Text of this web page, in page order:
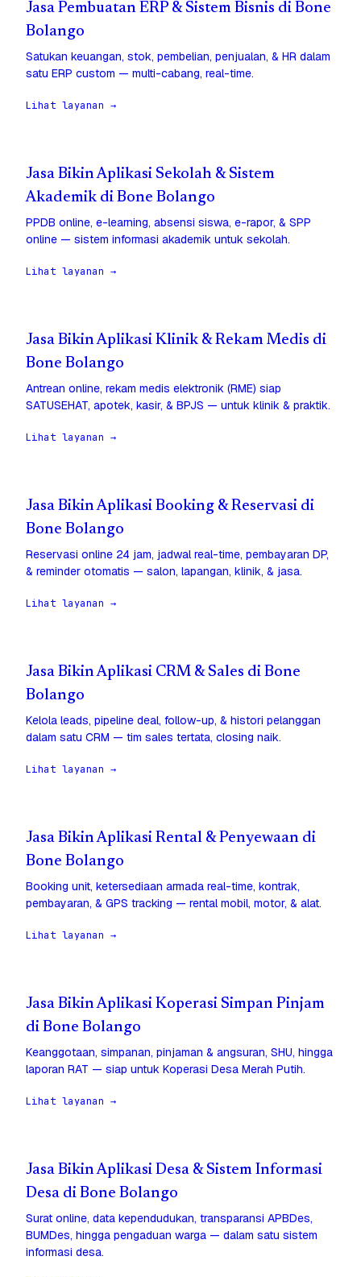
Jasa Pembuatan ERP & Sistem Bisnis di Bone
Bolango
Satukan keuangan, stok, pembelian, penjualan, & HR dalam
satu ERP custom — multi-cabang, real-time.
Lihat layanan →
Jasa Bikin Aplikasi Sekolah & Sistem
Akademik di Bone Bolango
PPDB online, e-learning, absensi siswa, e-rapor, & SPP
online — sistem informasi akademik untuk sekolah.
Lihat layanan →
Jasa Bikin Aplikasi Klinik & Rekam Medis di
Bone Bolango
Antrean online, rekam medis elektronik (RME) siap
SATUSEHAT, apotek, kasir, & BPJS — untuk klinik & praktik.
Lihat layanan →
Jasa Bikin Aplikasi Booking & Reservasi di
Bone Bolango
Reservasi online 24 jam, jadwal real-time, pembayaran DP,
& reminder otomatis — salon, lapangan, klinik, & jasa.
Lihat layanan →
Jasa Bikin Aplikasi CRM & Sales di Bone
Bolango
Kelola leads, pipeline deal, follow-up, & histori pelanggan
dalam satu CRM — tim sales tertata, closing naik.
Lihat layanan →
Jasa Bikin Aplikasi Rental & Penyewaan di
Bone Bolango
Booking unit, ketersediaan armada real-time, kontrak,
pembayaran, & GPS tracking — rental mobil, motor, & alat.
Lihat layanan →
Jasa Bikin Aplikasi Koperasi Simpan Pinjam
di Bone Bolango
Keanggotaan, simpanan, pinjaman & angsuran, SHU, hingga
laporan RAT — siap untuk Koperasi Desa Merah Putih.
Lihat layanan →
Jasa Bikin Aplikasi Desa & Sistem Informasi
Desa di Bone Bolango
Surat online, data kependudukan, transparansi APBDes,
BUMDes, hingga pengaduan warga — dalam satu sistem
informasi desa.